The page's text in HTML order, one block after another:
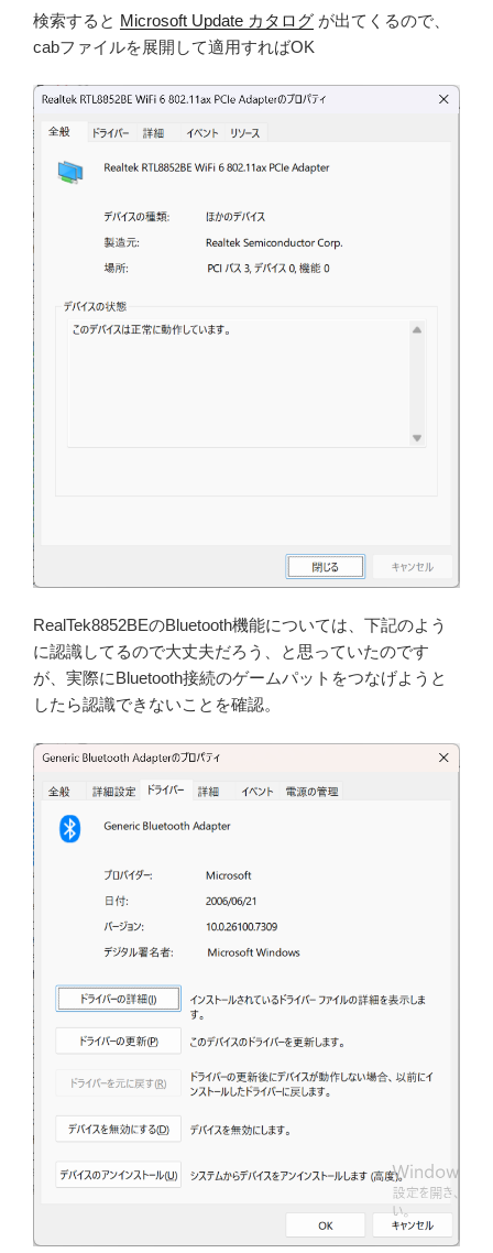
検索すると Microsoft Update カタログ が出てくるので、
cabファイルを展開して適用すればOK
RealTek8852BEのBluetooth機能については、下記のよう
に認識してるので大丈夫だろう、と思っていたのです
が、実際にBluetooth接続のゲームパットをつなげようと
したら認識できないことを確認。